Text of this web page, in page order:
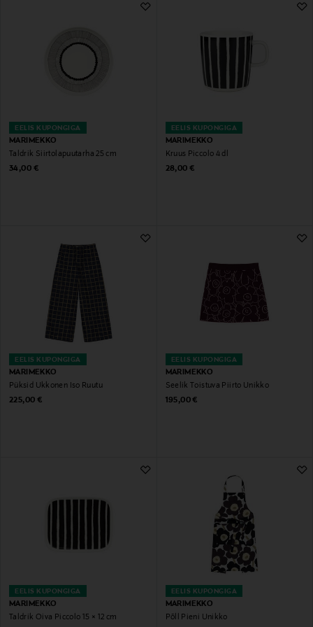
EELIS KUPONGIGA
MARIMEKKO
Taldrik Siirtolapuutarha 25 cm
Original Price
34,00 €
EELIS KUPONGIGA
MARIMEKKO
Kruus Piccolo 4 dl
Original Price
28,00 €
EELIS KUPONGIGA
MARIMEKKO
Püksid Ukkonen Iso Ruutu
Original Price
225,00 €
EELIS KUPONGIGA
MARIMEKKO
Seelik Toistuva Piirto Unikko
Original Price
195,00 €
EELIS KUPONGIGA
MARIMEKKO
Taldrik Oiva Piccolo 15 × 12 cm
EELIS KUPONGIGA
MARIMEKKO
Põll Pieni Unikko